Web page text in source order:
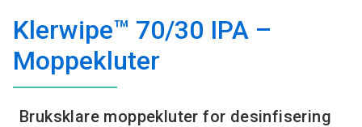
Klerwipe™ 70/30 IPA –
Moppekluter
Bruksklare moppekluter for desinfisering